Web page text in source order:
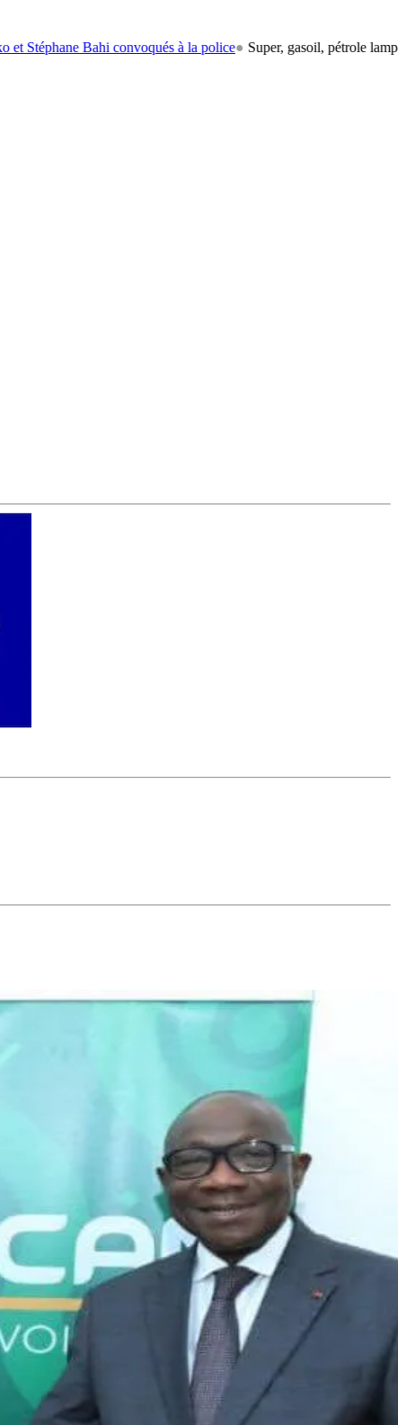
Bahi convoqués à la police● Super, gasoil, pétrole lampant: le